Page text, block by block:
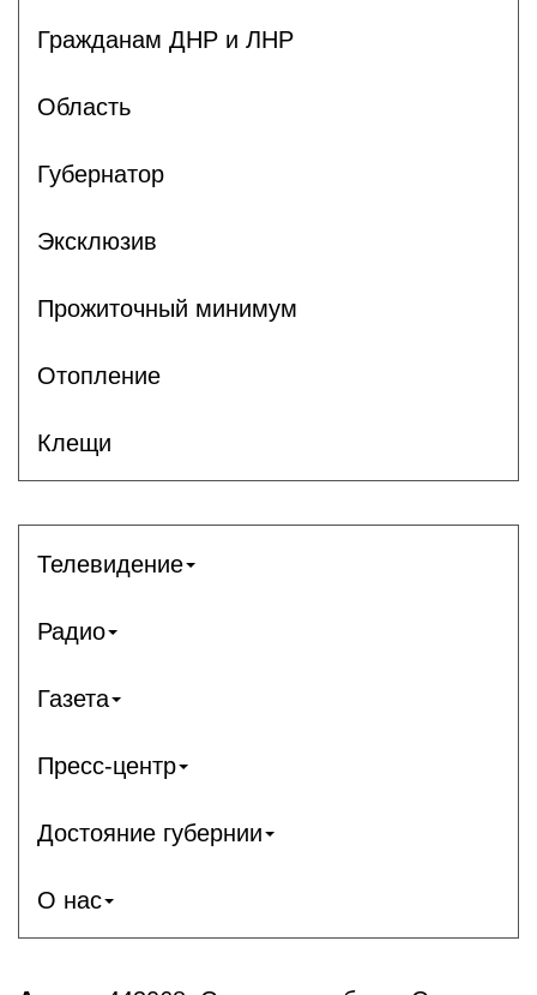
Гражданам ДНР и ЛНР
Область
Губернатор
Эксклюзив
Прожиточный минимум
Отопление
Клещи
Телевидение
Радио
Газета
Пресс-центр
Достояние губернии
О нас